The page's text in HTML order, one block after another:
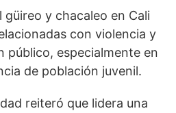
güireo y chacaleo en Cali
con violencia y
público, especialmente en
de población juvenil.
reiteró que lidera una